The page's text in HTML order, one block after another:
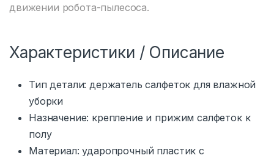
движении робота-пылесоса.
Характеристики / Описание
Тип детали: держатель салфеток для влажной
уборки
Назначение: крепление и прижим салфеток к
полу
Материал: ударопрочный пластик с